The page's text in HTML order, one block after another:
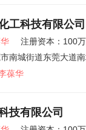
工科技有限公司
注册资本：100
南城街道东莞大道
葆华
技有限公司